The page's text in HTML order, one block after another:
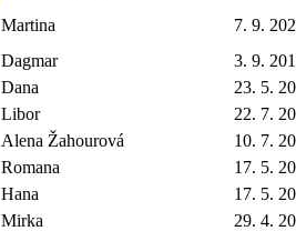
Martina
7. 9.
Dagmar
3. 9.
Dana
23. 5.
Libor
22. 7.
Alena Žahourová
10. 7.
Romana
17. 5.
Hana
17. 5.
Mirka
29. 4.